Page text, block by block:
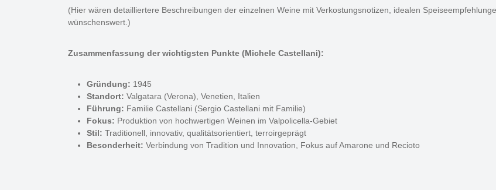
(Hier wären detailliertere Beschreibungen der einzelnen Weine mit Verkostungsnotizen, idealen
wünschenswert.)
Zusammenfassung der wichtigsten Punkte (Michele Castellani):
Gründung: 1945
Standort: Valgatara (Verona), Venetien, Italien
Führung: Familie Castellani (Sergio Castellani mit Familie)
Fokus: Produktion von hochwertigen Weinen im Valpolicella-Gebiet
Stil: Traditionell, innovativ, qualitätsorientiert, terroirgeprägt
Besonderheit: Verbindung von Tradition und Innovation, Fokus auf Amarone und Recioto